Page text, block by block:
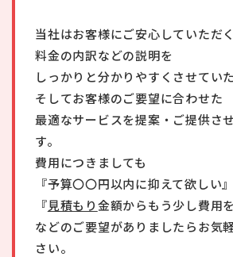
当社はお客様にご安心していただ
料金の内訳などの説明を
しっかりと分かりやすくさせてい
そしてお客様のご要望に合わせた
最適なサービスを提案・ご提供さ
す。
費用につきましても
『予算〇〇円以内に抑えて欲しい』
『見積もり金額からもう少し費用
などのご要望がありましたらお気
さい。